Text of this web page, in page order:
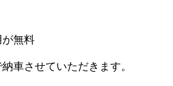
無料
車させていただきます。